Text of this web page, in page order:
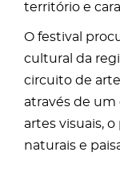
território e
O festival
cultural da
circuito de
através de
artes visuais,
naturais e